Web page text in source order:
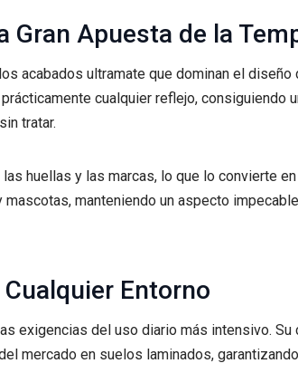
Gran Apuesta de la
acabados ultramate que dominan el diseño
cualquier reflejo, consiguiendo
tratar.
huellas y las marcas, lo que lo convierte
manteniendo un aspecto
Entorno
exigencias del uso diario más intensivo. Su
mercado en suelos laminados,